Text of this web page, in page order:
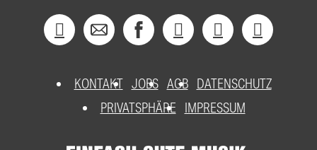
KONTAKT JOBS AGB DATENSCHUTZ
PRIVATSPHÄRE
IMPRESSUM